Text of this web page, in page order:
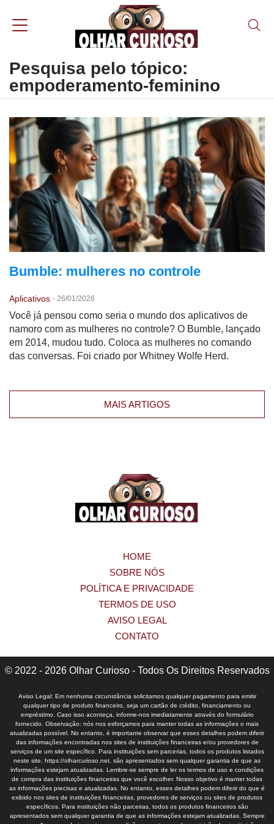
Pesquisa pelo tópico:
empoderamento-feminino
Bumble: mulheres no controle
Aplicativos - 26/01/2026
Você já pensou como seria o mundo dos aplicativos de
namoro com as mulheres no controle? O Bumble, lançado
em 2014, mudou tudo. Coloca as mulheres no comando
das conversas. Foi criado por Whitney Wolfe Herd.
MAIS ARTIGOS
HOME
SOBRE NÓS
POLÍTICA E PRIVACIDADE
TERMOS DE USO
AVISO LEGAL
CONTATO
© 2022 - 2026 Olhar Curioso - Todos Os Direitos Reservados
Aviso Legal: Em nenhuma circunstância solicitamos qualquer pagamento para emitir
qualquer tipo de produto financeiro, seja um cartão de crédito, financiamento ou
empréstimo. Caso isso aconteça, informe-nos imediatamente através do formulário
fornecido. Observação: nós nos esforçamos para manter todas as informações o mais
atualizadas possível. No entanto, é importante observar que esses detalhes podem diferir
das informações encontradas nos sites de instituições financeiras e/ou provedores de
serviços de um site específico. Para instituições sem parcerias, todos os produtos listados
neste site, https://olharcurioso.net, são apresentados sem qualquer garantia de que as
informações estejam atualizadas. Lembre-se sempre de ler os termos de uso e condições
de compra das instituições financeiras que você escolher. Nosso objetivo é manter todas
as informações precisas e atualizadas. No entanto, esses detalhes podem diferir do que é
exibido nos sites de instituições financeiras, provedores de serviços ou sites de produtos
específicos. Para instituições não parceiras, todos os produtos financeiros são
apresentados sem qualquer garantia de que as informações estejam atualizadas. Sempre